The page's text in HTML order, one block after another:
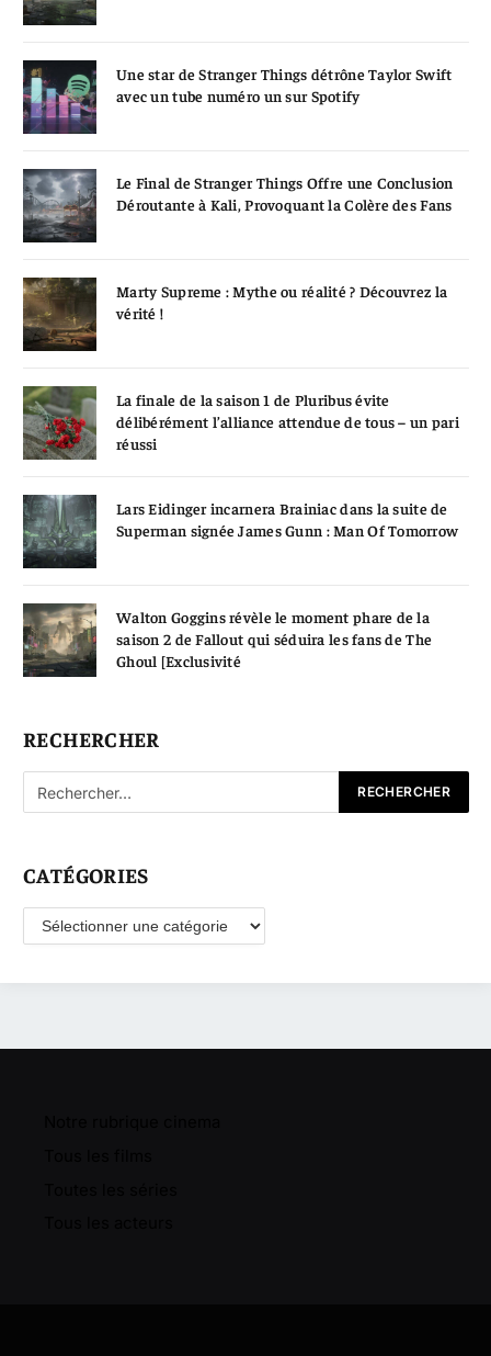
Une star de Stranger Things détrône Taylor Swift
avec un tube numéro un sur Spotify
Le Final de Stranger Things Offre une Conclusion
Déroutante à Kali, Provoquant la Colère des Fans
Marty Supreme : Mythe ou réalité ? Découvrez la
vérité !
La finale de la saison 1 de Pluribus évite
délibérément l’alliance attendue de tous – un pari
réussi
Lars Eidinger incarnera Brainiac dans la suite de
Superman signée James Gunn : Man Of Tomorrow
Walton Goggins révèle le moment phare de la
saison 2 de Fallout qui séduira les fans de The
Ghoul [Exclusivité
RECHERCHER
CATÉGORIES
Catégories